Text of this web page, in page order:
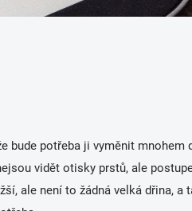
potřeba ji vyměnit mnohem
vidět otisky prstů, ale
ale není to žádná velká dřina, a